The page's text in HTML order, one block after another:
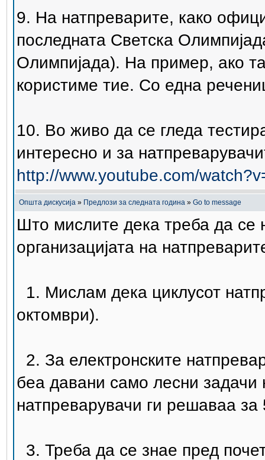
9. На натпреварите, како
последната Светска
Олимпијада). На пример, ако
користиме тие. Со една
10. Во живо да се гледа
интересно и за
http://www.youtube.com/
Општа дискусија » Предлози за следната година » Go to message
Што мислите дека треба да се
организацијата на
1. Мислам дека циклусот
октомври).
2. За електронските
беа давани само лесни задачи
натпреварувачи ги решаваа
3. Треба да се знае пред